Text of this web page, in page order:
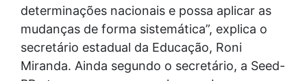
determinações nacionais e possa aplicar as
mudanças de forma sistemática”, explica o
secretário estadual da Educação, Roni
Miranda. Ainda segundo o secretário, a Seed-